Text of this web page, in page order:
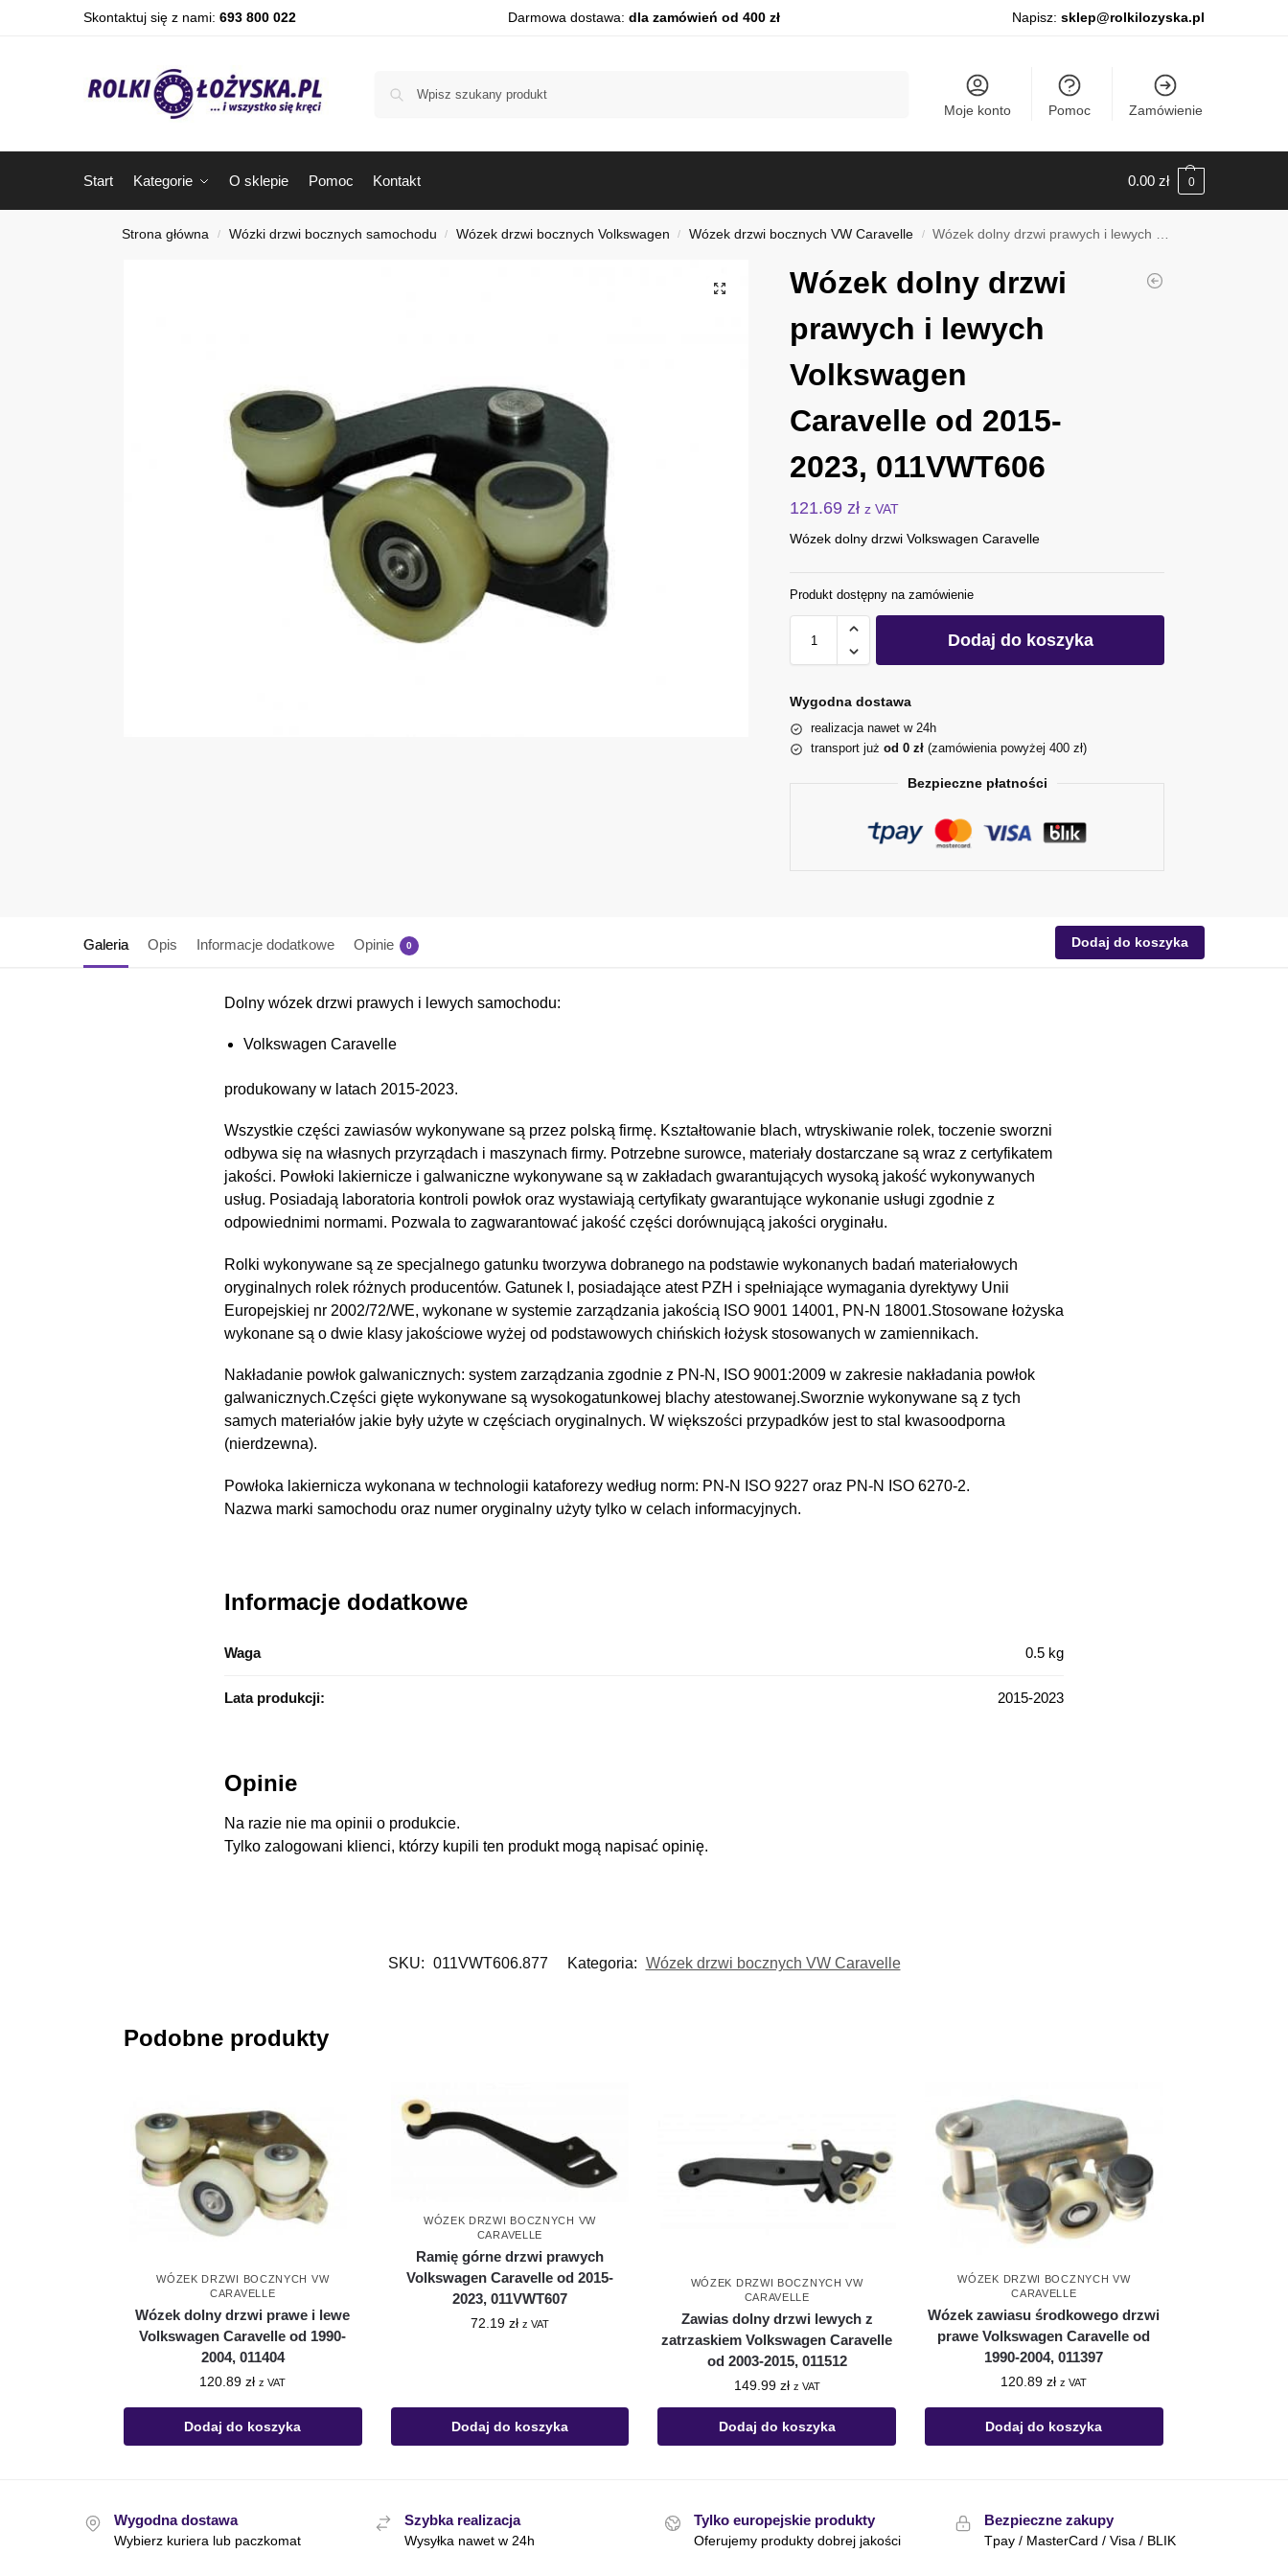
Skontaktuj się z nami: 693 800 022 Darmowa dostawa: dla zamówień od 400 zł Napisz: sklep@rolkilozyska.pl
Moje konto Pomoc Zamówienie
Start Kategorie O sklepie Pomoc Kontakt 0.00 zł 0
Strona główna / Wózki drzwi bocznych samochodu / Wózek drzwi bocznych Volkswagen / Wózek drzwi bocznych VW Caravelle / Wózek dolny drzwi prawych i lewych Volkswagen Caravelle od 2015-2023, 011VWT606
Wózek dolny drzwi
prawych i lewych
Volkswagen
Caravelle od 2015-
2023, 011VWT606
121.69 zł z VAT
Wózek dolny drzwi Volkswagen Caravelle
Produkt dostępny na zamówienie
Dodaj do koszyka
Wygodna dostawa
realizacja nawet w 24h
transport jużod 0 zł (zamówienia powyżej 400 zł)
Bezpieczne płatności
Galeria Opis Informacje dodatkowe Opinie 0 Dodaj do koszyka
Dolny wózek drzwi prawych i lewych samochodu:
Volkswagen Caravelle
produkowany w latach 2015-2023.
Wszystkie części zawiasów wykonywane są przez polską firmę. Kształtowanie blach, wtryskiwanie rolek, toczenie sworzni
odbywa się na własnych przyrządach i maszynach firmy. Potrzebne surowce, materiały dostarczane są wraz z certyfikatem
jakości. Powłoki lakiernicze i galwaniczne wykonywane są w zakładach gwarantujących wysoką jakość wykonywanych
usług. Posiadają laboratoria kontroli powłok oraz wystawiają certyfikaty gwarantujące wykonanie usługi zgodnie z
odpowiednimi normami. Pozwala to zagwarantować jakość części dorównującą jakości oryginału.
Rolki wykonywane są ze specjalnego gatunku tworzywa dobranego na podstawie wykonanych badań materiałowych
oryginalnych rolek różnych producentów. Gatunek I, posiadające atest PZH i spełniające wymagania dyrektywy Unii
Europejskiej nr 2002/72/WE, wykonane w systemie zarządzania jakością ISO 9001 14001, PN-N 18001.Stosowane łożyska
wykonane są o dwie klasy jakościowe wyżej od podstawowych chińskich łożysk stosowanych w zamiennikach.
Nakładanie powłok galwanicznych: system zarządzania zgodnie z PN-N, ISO 9001:2009 w zakresie nakładania powłok
galwanicznych.Części gięte wykonywane są wysokogatunkowej blachy atestowanej.Sworznie wykonywane są z tych
samych materiałów jakie były użyte w częściach oryginalnych. W większości przypadków jest to stal kwasoodporna
(nierdzewna).
Powłoka lakiernicza wykonana w technologii kataforezy według norm: PN-N ISO 9227 oraz PN-N ISO 6270-2.
Nazwa marki samochodu oraz numer oryginalny użyty tylko w celach informacyjnych.
Informacje dodatkowe
Waga 0.5 kg
Lata produkcji: 2015-2023
Opinie
Na razie nie ma opinii o produkcie.
Tylko zalogowani klienci, którzy kupili ten produkt mogą napisać opinię.
SKU: 011VWT606.877 Kategoria: Wózek drzwi bocznych VW Caravelle
Podobne produkty
WÓZEK DRZWI BOCZNYCH VW
CARAVELLE
Wózek dolny drzwi prawe i lewe
Volkswagen Caravelle od 1990-
2004, 011404
120.89zł z VAT
Dodaj do koszyka
WÓZEK DRZWI BOCZNYCH VW
CARAVELLE
Ramię górne drzwi prawych
Volkswagen Caravelle od 2015-
2023, 011VWT607
72.19 zł z VAT
Dodaj do koszyka
WÓZEK DRZWI BOCZNYCH VW
CARAVELLE
Zawias dolny drzwi lewych z
zatrzaskiem Volkswagen Caravelle
od 2003-2015, 011512
149.99 zł z VAT
Dodaj do koszyka
WÓZEK DRZWI BOCZNYCH VW
CARAVELLE
Wózek zawiasu środkowego drzwi
prawe Volkswagen Caravelle od
1990-2004, 011397
120.89zł z VAT
Dodaj do koszyka
Wygodna dostawa
Wybierz kuriera lub paczkomat
Szybka realizacja
Wysyłka nawet w 24h
Tylko europejskie produkty
Oferujemy produkty dobrej jakości
Bezpieczne zakupy
Tpay / MasterCard / Visa / BLIK